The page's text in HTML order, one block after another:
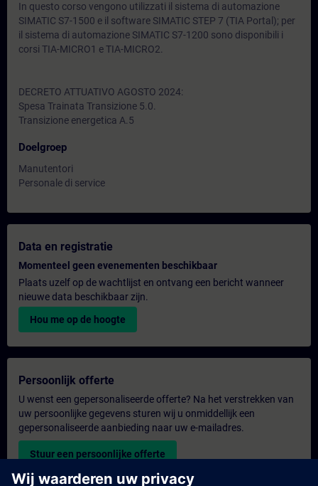
In questo corso vengono utilizzati il sistema di automazione
SIMATIC S7-1500 e il software SIMATIC STEP 7 (TIA Portal); per
il sistema di automazione SIMATIC S7-1200 sono disponibili i
corsi TIA-MICRO1 e TIA-MICRO2.
DECRETO ATTUATIVO AGOSTO 2024:
Spesa Trainata Transizione 5.0.
Transizione energetica A.5
Doelgroep
Manutentori
Personale di service
Data en registratie
Momenteel geen evenementen beschikbaar
Plaats uzelf op de wachtlijst en ontvang een bericht wanneer
nieuwe data beschikbaar zijn.
Hou me op de hoogte
Persoonlijk offerte
U wenst een gepersonaliseerde offerte? Na het verstrekken van
uw persoonlijke gegevens sturen wij u onmiddellijk een
gepersonaliseerde aanbieding naar uw e-mailadres.
Stuur een persoonlijke offerte